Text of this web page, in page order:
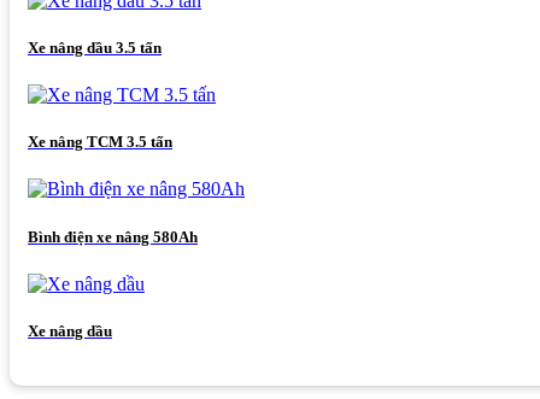
Xe nâng dầu 3.5 tấn
Xe nâng TCM 3.5 tấn
Bình điện xe nâng 580Ah
Xe nâng dầu